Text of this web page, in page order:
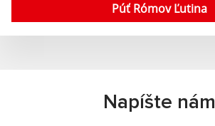
Púť Rómov Ľutina
Napíšte nám